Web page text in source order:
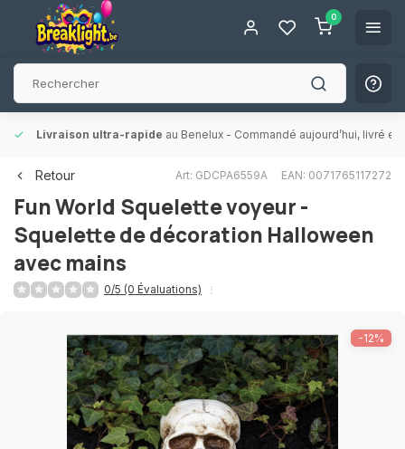
0
Livraison ultra-rapide au Benelux - Commandé aujourd’hui, livré
Retour Art: GDCPA6559A EAN: 0071765117272
Fun World Squelette voyeur -
Squelette de décoration Halloween
avec mains
0/5 (0 Évaluations)
-12%